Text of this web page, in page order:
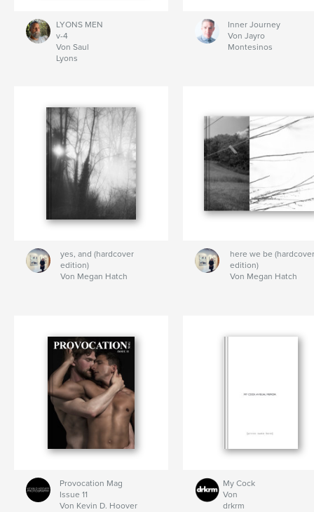
LYONS MEN
v-4
Von Saul
Lyons
Inner Journey
Von Jayro
Montesinos
yes, and (hardcover
edition)
Von Megan Hatch
here we be (hardcover
edition)
Von Megan Hatch
Provocation Mag
Issue 11
Von Kevin D. Hoover
My Cock
Von
drkrm